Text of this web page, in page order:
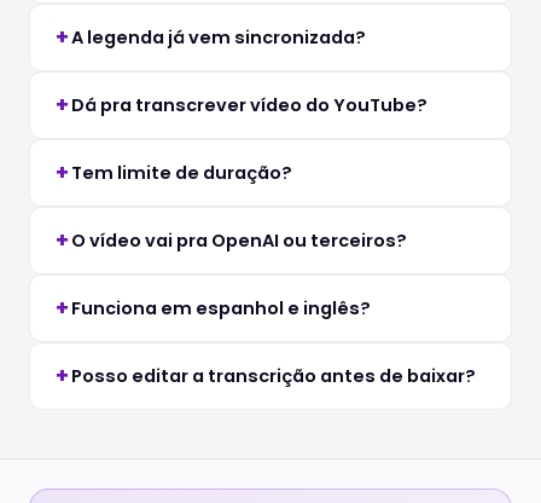
A legenda já vem sincronizada?
Dá pra transcrever vídeo do YouTube?
Tem limite de duração?
O vídeo vai pra OpenAI ou terceiros?
Funciona em espanhol e inglês?
Posso editar a transcrição antes de baixar?